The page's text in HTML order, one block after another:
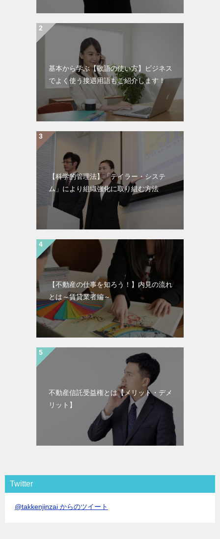
基本から学ぶ【敬語の使い方】ビジネス
でよく使う接遇用語もご紹介します！
【科学的管理法】「テイラー・システ
ム」により組織強化に取り組む方法
【不動産の仕事を知ろう！】内見の流れ
とは～賃貸業者編～
不動産信託受益権とは【メリット・デメ
リット】
Twitter
@takkenjinzai からのツイート